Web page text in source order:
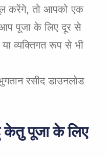
करेंगे, तो आपको एक
आप पूजा के लिए दूर से
व्यक्तिगत रूप से भी
रसीद डाउनलोड
केतु पूजा के लिए